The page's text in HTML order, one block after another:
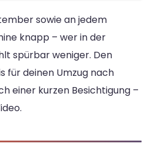
sowie an jedem
knapp – wer in der
spürbar weniger. Den
für deinen Umzug nach
einer kurzen Besichtigung –